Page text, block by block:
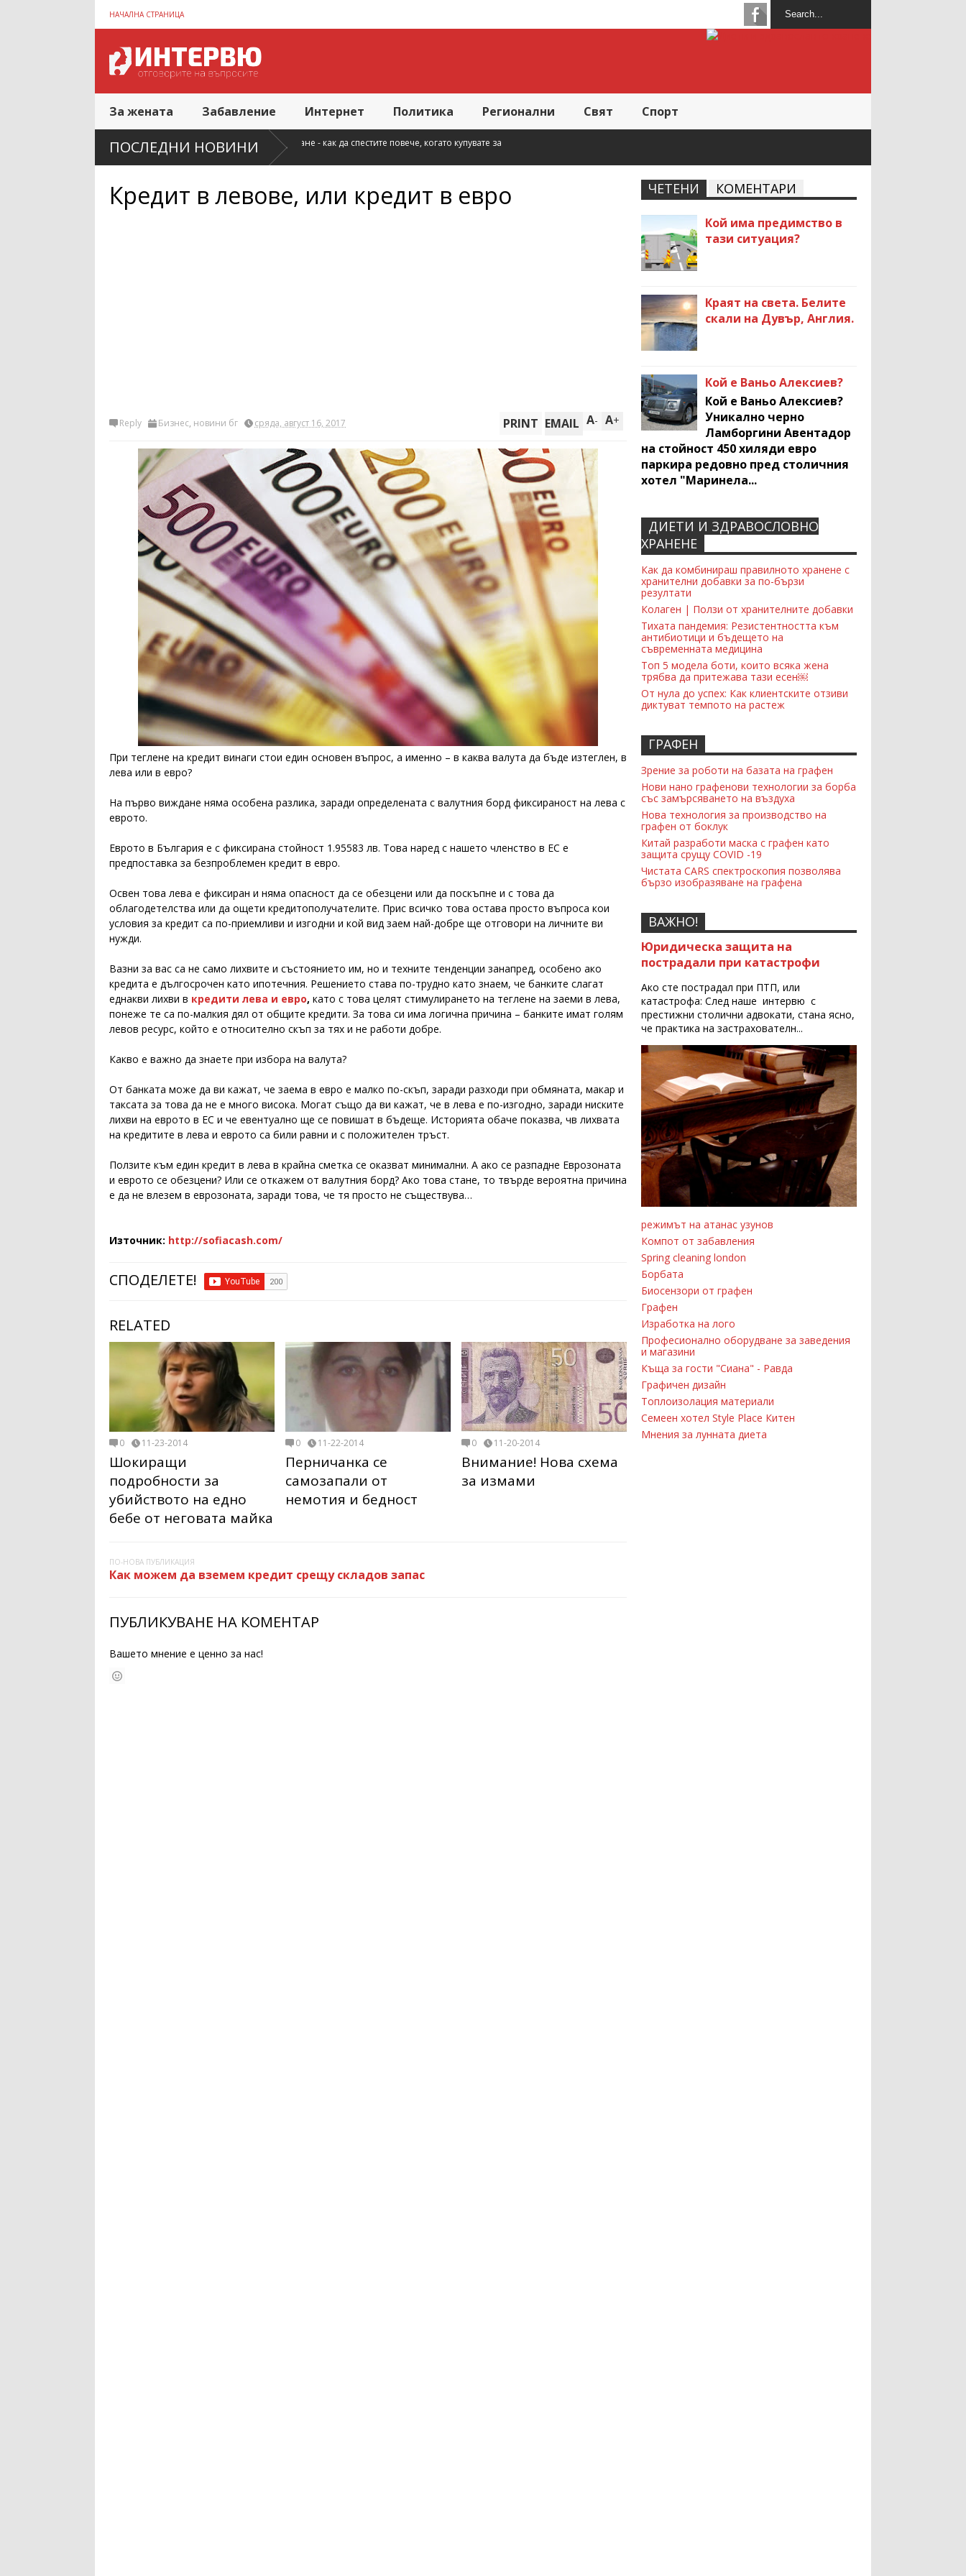
НАЧАЛНА СТРАНИЦА
За жената Забавление Интернет Политика Регионални Свят Спорт
ПОСЛЕДНИ НОВИНИ
Семейно пазаруване - как да спестите повече, когато купувате за
домакинството
Кредит в левове, или кредит в евро
Reply Бизнес, новини бг сряда, август 16, 2017 A+
A-
PRINT EMAIL
При теглене на кредит винаги стои един основен въпрос, а именно – в каква валута да бъде изтеглен, в
лева или в евро?
На първо виждане няма особена разлика, заради определената с валутния борд фиксираност на лева с
еврото.
Еврото в България е с фиксирана стойност 1.95583 лв. Това наред с нашето членство в ЕС е
предпоставка за безпроблемен кредит в евро.
Освен това лева е фиксиран и няма опасност да се обезцени или да поскъпне и с това да
облагодетелства или да ощети кредитополучателите. Прис всичко това остава просто въпроса кои
условия за кредит са по-приемливи и изгодни и кой вид заем най-добре ще отговори на личните ви
нужди.
Вазни за вас са не само лихвите и състоянието им, но и техните тенденции занапред, особено ако
кредита е дългосрочен като ипотечния. Решението става по-трудно като знаем, че банките слагат
еднакви лихви в кредити лева и евро, като с това целят стимулирането на теглене на заеми в лева,
понеже те са по-малкия дял от общите кредити. За това си има логична причина – банките имат голям
левов ресурс, който е относително скъп за тях и не работи добре.
Какво е важно да знаете при избора на валута?
От банката може да ви кажат, че заема в евро е малко по-скъп, заради разходи при обмяната, макар и
таксата за това да не е много висока. Могат също да ви кажат, че в лева е по-изгодно, заради ниските
лихви на еврото в ЕС и че евентуално ще се повишат в бъдеще. Историята обаче показва, чв лихвата
на кредитите в лева и еврото са били равни и с положителен тръст.
Ползите към един кредит в лева в крайна сметка се оказват минимални. А ако се разпадне Еврозоната
и еврото се обезцени? Или се откажем от валутния борд? Ако това стане, то твърде вероятна причина
е да не влезем в еврозоната, заради това, че тя просто не съществува…
Източник: http://sofiacash.com/
СПОДЕЛЕТЕ!
RELATED
0 11-23-2014
Шокиращи
подробности за
убийството на едно
бебе от неговата майка
0 11-22-2014
Перничанка се
самозапали от
немотия и бедност
0 11-20-2014
Внимание! Нова схема
за измами
ПО-НОВА ПУБЛИКАЦИЯ
Как можем да вземем кредит срещу складов запас
ПУБЛИКУВАНЕ НА КОМЕНТАР
Вашето мнение е ценно за нас!
ЧЕТЕНИ КОМЕНТАРИ
Кой има предимство в
тази ситуация?
Краят на света. Белите
скали на Дувър, Англия.
Кой е Ваньо Алексиев?
Кой е Ваньо Алексиев?
Уникално черно
Ламборгини Авентадор
на стойност 450 хиляди евро
паркира редовно пред столичния
хотел "Маринела...
Recent Comments Widget
ДИЕТИ И ЗДРАВОСЛОВНО
ХРАНЕНЕ
Как да комбинираш правилното хранене с
хранителни добавки за по-бързи
резултати
Колаген | Ползи от хранителните добавки
Тихата пандемия: Резистентността към
антибиотици и бъдещето на
съвременната медицина
Топ 5 модела боти, които всяка жена
трябва да притежава тази есен￼
От нула до успех: Как клиентските отзиви
диктуват темпото на растеж
ГРАФЕН
Зрение за роботи на базата на графен
Нови нано графенови технологии за борба
със замърсяването на въздуха
Нова технология за производство на
графен от боклук
Китай разработи маска с графен като
защита срущу COVID -19
Чистата CARS спектроскопия позволява
бързо изобразяване на графена
ВАЖНО!
Юридическа защита на
пострадали при катастрофи
Ако сте пострадал при ПТП, или
катастрофа: След наше интервю с
престижни столични адвокати, стана ясно,
че практика на застрахователн...
режимът на атанас узунов
Компот от забавления
Spring cleaning london
Борбата
Биосензори от графен
Графен
Изработка на лого
Професионално оборудване за заведения
и магазини
Къща за гости "Сиана" - Равда
Графичен дизайн
Топлоизолация материали
Семеен хотел Style Place Китен
Мнения за лунната диета